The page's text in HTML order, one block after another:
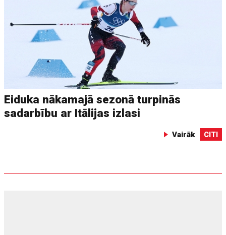
Eiduka nākamajā sezonā turpinās
sadarbību ar Itālijas izlasi
Vairāk CITI